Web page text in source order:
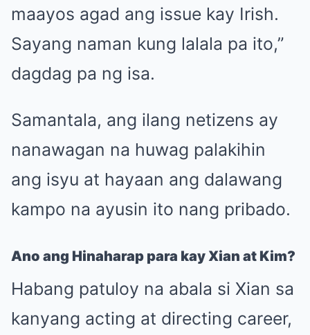
maayos agad ang issue kay Irish.
Sayang naman kung lalala pa ito,”
dagdag pa ng isa.
Samantala, ang ilang netizens ay
nanawagan na huwag palakihin
ang isyu at hayaan ang dalawang
kampo na ayusin ito nang pribado.
Ano ang Hinaharap para kay Xian at Kim?
Habang patuloy na abala si Xian sa
kanyang acting at directing career,